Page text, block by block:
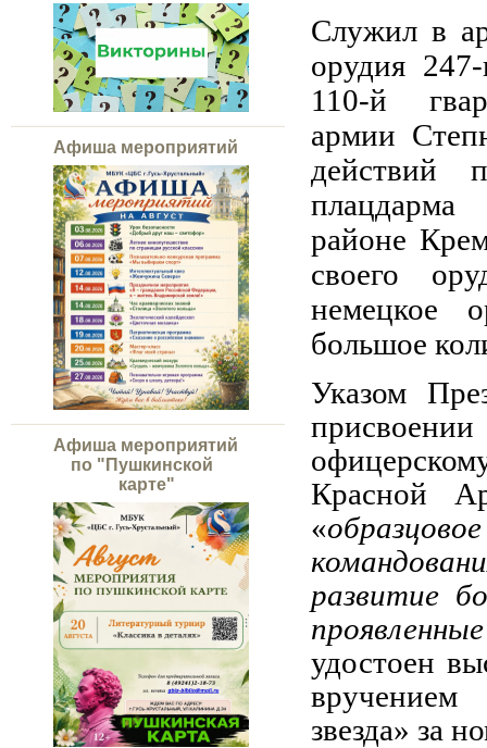
Афиша мероприятий
Афиша мероприятий
по "Пушкинской
карте"
Служил в
орудия 247-
110-й
армии
плацдарма
районе
своего
немецкое
большое
Указом
Красной
«
развитие
удостоен
звезда» за